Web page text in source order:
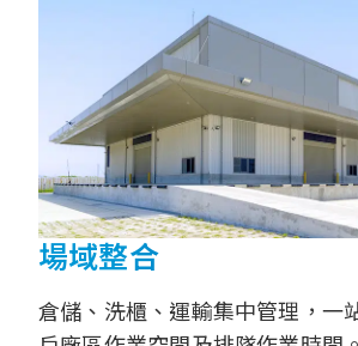
場域整合
倉儲、洗櫃、運輸集中管理，一